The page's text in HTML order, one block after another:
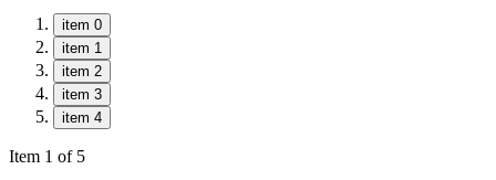
item 0
item 1
item 2
item 3
item 4
Item 1 of 5